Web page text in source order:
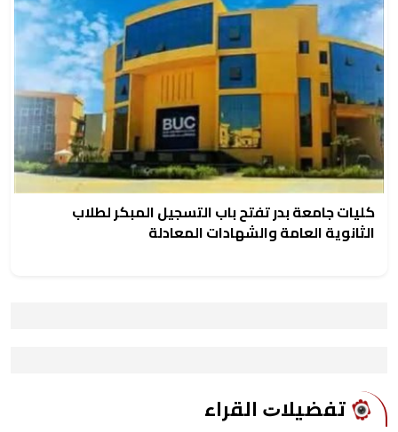
كليات جامعة بدر تفتح باب التسجيل المبكر لطلاب
الثانوية العامة والشهادات المعادلة
ﺗﻔﻀﻴﻼﺕ اﻟﻘﺮاء